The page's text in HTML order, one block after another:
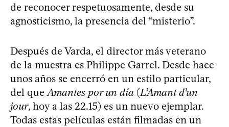
de reconocer respetuosamente, desde su
agnosticismo, la presencia del “misterio”.
Después de Varda, el director más veterano
de la muestra es Philippe Garrel. Desde hace
unos años se encerró en un estilo particular,
del queAmantes por un día (L’Amant d’un
jour, hoy a las 22.15) es un nuevo ejemplar.
Todas estas películas están filmadas en un